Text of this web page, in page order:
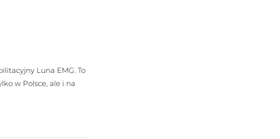
Luna EMG. To
w Polsce, ale i na